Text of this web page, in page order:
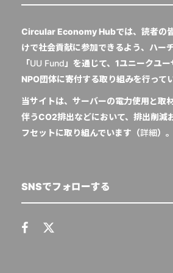
Circular Economy Hubでは、読者の
けで社会貢献に参加できるよう、ハー
「UU Fund 」を通じて、1ユニークユ
NPO団体に寄付する取り組みを行ってい
当サイトは、サーバーの電力使用と取
伴うCO2排出などにおいて、排出削減
フセットに取り組んでいます（詳細）。
SNSでフォローする